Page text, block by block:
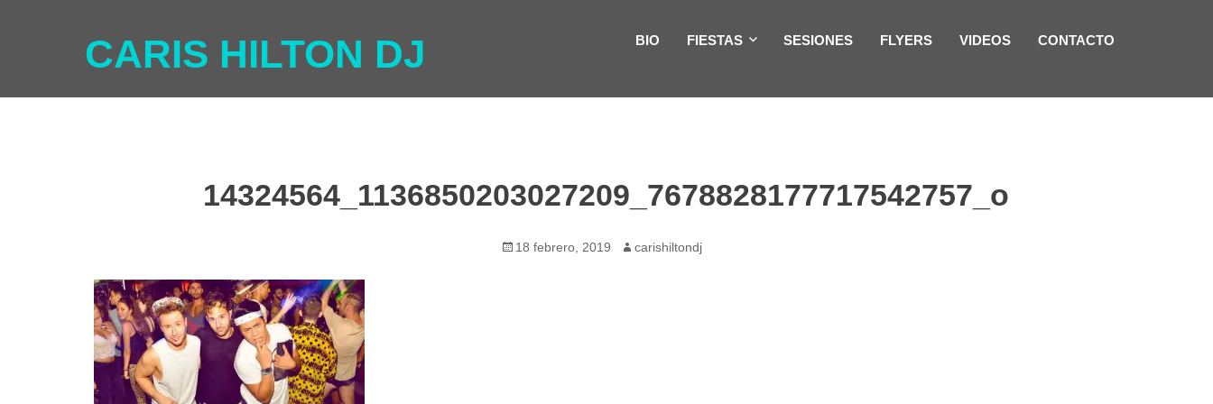
CARIS HILTON DJ BIO FIESTAS SESIONES FLYERS VIDEOS CONTACTO
14324564_1136850203027209_7678828177717542757_o
Publicado
18 febrero, 2019 Autor
carishiltondj